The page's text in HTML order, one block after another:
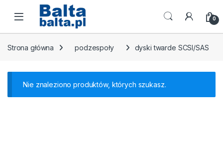
Skip to navigation
Skip to content
Open 0
Strona główna podzespoły dyski twarde SCSI/SAS
Nie znaleziono produktów, których szukasz.